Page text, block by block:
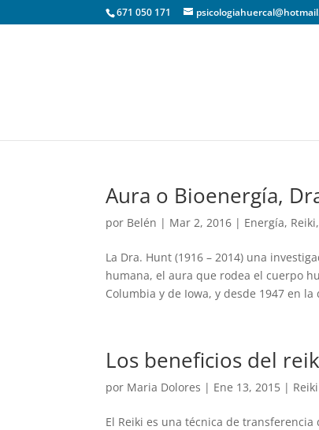
671 050 171
Aura o Bioenergía,
por Belén | Mar 2, 2016 | Energía, Reiki,
La Dra. Hunt (1916 – 2014) una
humana, el aura que rodea el cuerpo
Columbia y de Iowa, y desde 1947 en la
Los beneficios del
por Maria Dolores | Ene 13, 2015 | Reiki
El Reiki es una técnica de